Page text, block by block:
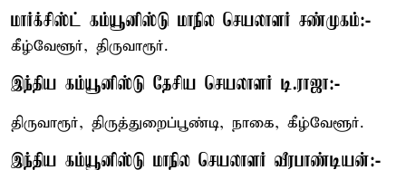
மார்க்சிஸ்ட் கம்யூனிஸ்டு மாநில செயலாளர் சண்முகம்:-
கீழ்வேளூர், திருவாரூர்.
இந்திய கம்யூனிஸ்டு தேசிய செயலாளர் டி.ராஜா:-
திருவாரூர், திருத்துறைப்பூண்டி, நாகை, கீழ்வேளூர்.
இந்திய கம்யூனிஸ்டு மாநில செயலாளர் வீரபாண்டியன்:-